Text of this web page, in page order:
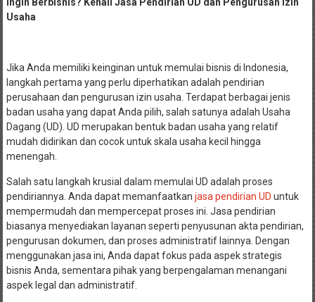
Ingin Berbisnis? Kenali Jasa Pendirian UD dan Pengurusan Izin
Usaha
Jika Anda memiliki keinginan untuk memulai bisnis di Indonesia,
langkah pertama yang perlu diperhatikan adalah pendirian
perusahaan dan pengurusan izin usaha. Terdapat berbagai jenis
badan usaha yang dapat Anda pilih, salah satunya adalah Usaha
Dagang (UD). UD merupakan bentuk badan usaha yang relatif
mudah didirikan dan cocok untuk skala usaha kecil hingga
menengah.
Salah satu langkah krusial dalam memulai UD adalah proses
pendiriannya. Anda dapat memanfaatkan jasa pendirian UD untuk
mempermudah dan mempercepat proses ini. Jasa pendirian
biasanya menyediakan layanan seperti penyusunan akta pendirian,
pengurusan dokumen, dan proses administratif lainnya. Dengan
menggunakan jasa ini, Anda dapat fokus pada aspek strategis
bisnis Anda, sementara pihak yang berpengalaman menangani
aspek legal dan administratif.